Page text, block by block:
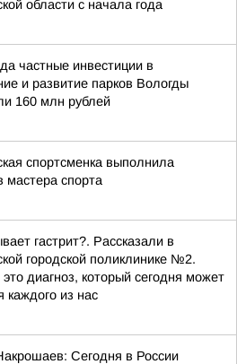
области с начала года
частные инвестиции в
и развитие парков Вологды
160 млн рублей
спортсменка выполнила
мастера спорта
гастрит?. Рассказали в
городской поликлинике №2.
это диагноз, который сегодня может
каждого из нас
Сегодня в России